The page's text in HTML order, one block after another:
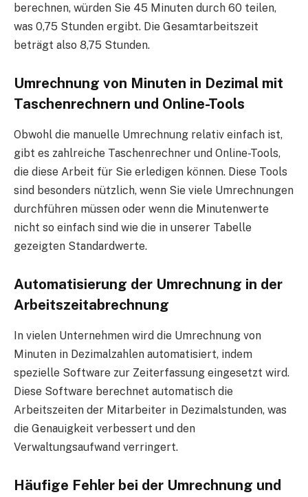
berechnen, würden Sie 45 Minuten durch 60 teilen,
was 0,75 Stunden ergibt. Die Gesamtarbeitszeit
beträgt also 8,75 Stunden.
Umrechnung von Minuten in Dezimal mit
Taschenrechnern und Online-Tools
Obwohl die manuelle Umrechnung relativ einfach ist,
gibt es zahlreiche Taschenrechner und Online-Tools,
die diese Arbeit für Sie erledigen können. Diese Tools
sind besonders nützlich, wenn Sie viele Umrechnungen
durchführen müssen oder wenn die Minutenwerte
nicht so einfach sind wie die in unserer Tabelle
gezeigten Standardwerte.
Automatisierung der Umrechnung in der
Arbeitszeitabrechnung
In vielen Unternehmen wird die Umrechnung von
Minuten in Dezimalzahlen automatisiert, indem
spezielle Software zur Zeiterfassung eingesetzt wird.
Diese Software berechnet automatisch die
Arbeitszeiten der Mitarbeiter in Dezimalstunden, was
die Genauigkeit verbessert und den
Verwaltungsaufwand verringert.
Häufige Fehler bei der Umrechnung und